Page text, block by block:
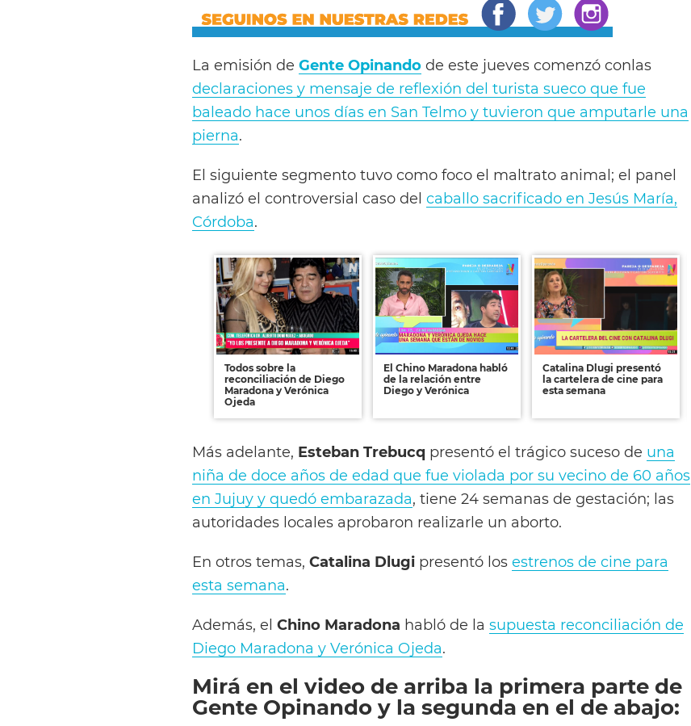
La emisión de Gente Opinando de este jueves comenzó conlas
declaraciones y mensaje de reflexión del turista sueco que fue
baleado hace unos días en San Telmo y tuvieron que amputarle una
pierna.
El siguiente segmento tuvo como foco el maltrato animal; el panel
analizó el controversial caso del caballo sacrificado en Jesús María,
Córdoba.
Todos sobre la
reconciliación de Diego
Maradona y Verónica
Ojeda
El Chino Maradona habló
de la relación entre
Diego y Verónica
Catalina Dlugi presentó
la cartelera de cine para
esta semana
Más adelante, Esteban Trebucq presentó el trágico suceso de una
niña de doce años de edad que fue violada por su vecino de 60 años
en Jujuy y quedó embarazada, tiene 24 semanas de gestación; las
autoridades locales aprobaron realizarle un aborto.
En otros temas, Catalina Dlugi presentó los estrenos de cine para
esta semana.
Además, el Chino Maradona habló de la supuesta reconciliación de
Diego Maradona y Verónica Ojeda.
Mirá en el video de arriba la primera parte de
Gente Opinando y la segunda en el de abajo: